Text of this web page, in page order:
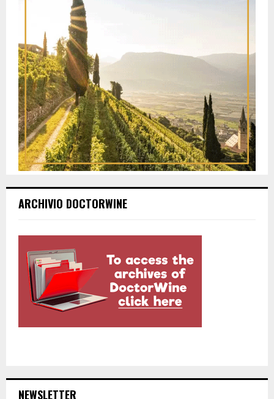
ARCHIVIO DOCTORWINE
NEWSLETTER